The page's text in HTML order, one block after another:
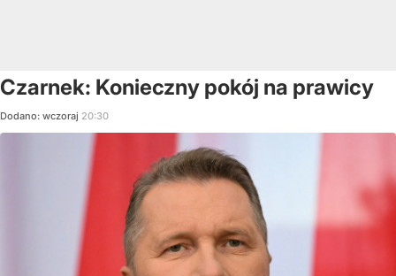
Czarnek: Konieczny pokój na prawicy
Dodano: wczoraj 20:30